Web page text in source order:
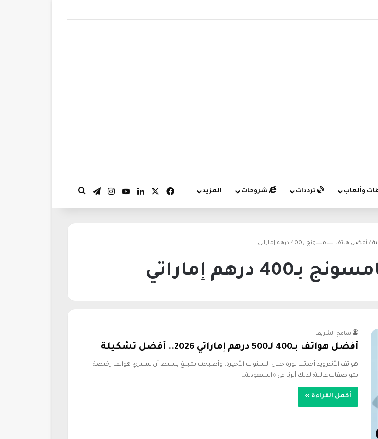
وألعاب ترددات شروحات المزيد فيسبوك لينكدإن‫YouTubeانستقرام
تيلقرام
/ أفضل هاتف سامسونج بـ400 درهم إماراتي
درهم إماراتي
سامح الشريف
أفضل هواتف بـ400 لـ500 درهم إماراتي 2026.. أفضل تشكيلة
هواتف الأندرويد أحدثت ثورة خلال السنوات الأخيرة، وأصبحت بمبلغ بسيط أن تشتري هواتف رخيصة
بمواصفات عالية؛ لذلك آثرنا في «السعودية…
أكمل القراءة »